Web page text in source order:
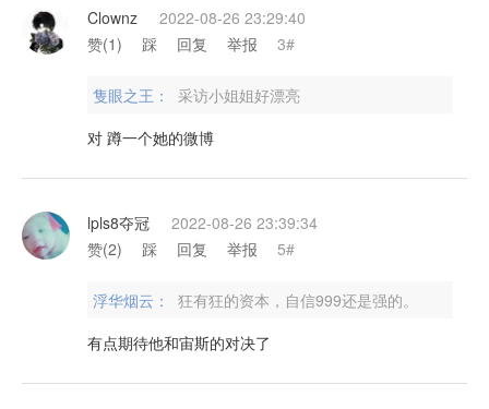
Clownz
2022-08-26 23:29:40
赞(1) 踩 回复 举报 3#
隻眼之王：
采访小姐姐好漂亮
对 蹲一个她的微博
lpls8夺冠
2022-08-26 23:39:34
赞(2) 踩 回复 举报 5#
浮华烟云：
狂有狂的资本，自信999还是强的。
有点期待他和宙斯的对决了